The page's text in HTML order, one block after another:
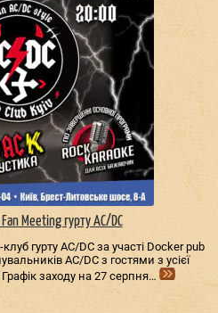
Meeting гурту AC/DС
гурту AC/DС за участі Docker pub
AC/DС з гостями з усієї
заходу на 27 серпня…